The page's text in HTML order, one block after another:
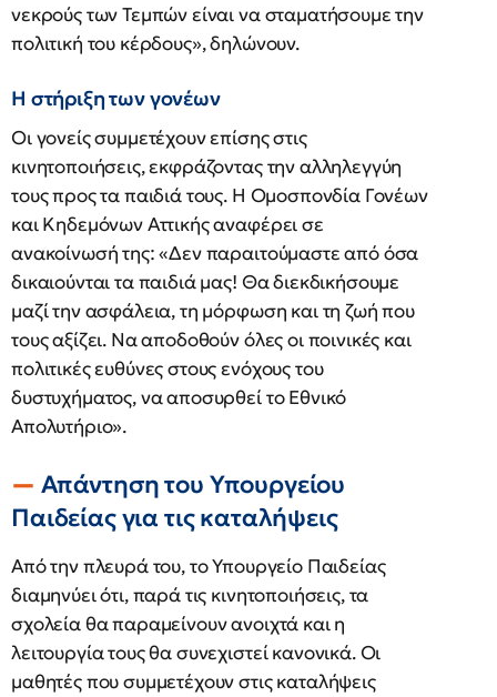
νεκρούς των Τεμπών είναι να σταματήσουμε την
πολιτική του κέρδους», δηλώνουν.
Η στήριξη των γονέων
Οι γονείς συμμετέχουν επίσης στις
κινητοποιήσεις, εκφράζοντας την αλληλεγγύη
τους προς τα παιδιά τους. Η Ομοσπονδία Γονέων
και Κηδεμόνων Αττικής αναφέρει σε
ανακοίνωσή της: «Δεν παραιτούμαστε από όσα
δικαιούνται τα παιδιά μας! Θα διεκδικήσουμε
μαζί την ασφάλεια, τη μόρφωση και τη ζωή που
τους αξίζει. Να αποδοθούν όλες οι ποινικές και
πολιτικές ευθύνες στους ενόχους του
δυστυχήματος, να αποσυρθεί το Εθνικό
Απολυτήριο».
Απάντηση του Υπουργείου
Παιδείας για τις καταλήψεις
Από την πλευρά του, το Υπουργείο Παιδείας
διαμηνύει ότι, παρά τις κινητοποιήσεις, τα
σχολεία θα παραμείνουν ανοιχτά και η
λειτουργία τους θα συνεχιστεί κανονικά. Οι
μαθητές που συμμετέχουν στις καταλήψεις